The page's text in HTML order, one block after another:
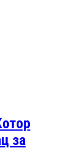
за